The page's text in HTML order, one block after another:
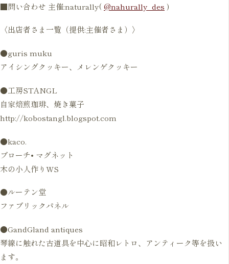
■問い合わせ 主催:naturally( @nahurally_des )
〈出店者さま一覧（提供:主催者さま）〉
●guris muku
アイシングクッキー、メレンゲクッキー
●工房STANGL
自家焙煎珈琲、焼き菓子
http://kobostangl.blogspot.com
●kaco.
ブローチ• マグネット
木の小人作りWS
●ルーテン堂
ファブリックパネル
●GandGland antiques
琴線に触れた古道具を中心に昭和レトロ、アンティーク等を扱い
ます。